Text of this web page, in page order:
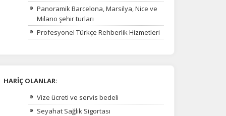
Panoramik Barcelona, Marsilya, Nice ve
Milano şehir turları
Profesyonel Türkçe Rehberlik Hizmetleri
HARİÇ OLANLAR:
Vize ücreti ve servis bedeli
Seyahat Sağlık Sigortası